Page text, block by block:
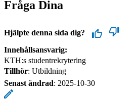
Fråga Dina
Hjälpte denna sida dig?
Innehållsansvarig:
KTH:s studentrekrytering
Tillhör: Utbildning
Senast ändrad: 2025-10-30